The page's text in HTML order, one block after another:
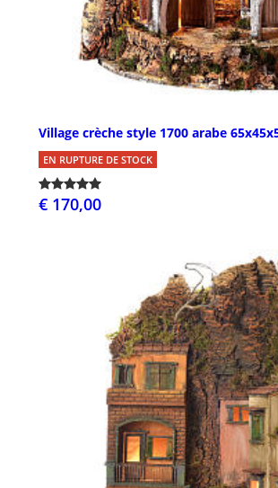
Village crèche style 1700 arabe
EN RUPTURE DE STOCK
€ 170,00